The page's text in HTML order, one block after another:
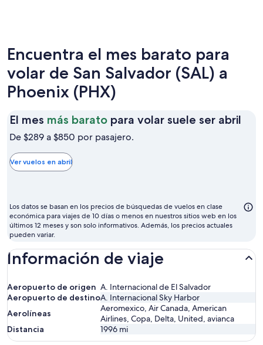
Encuentra el mes barato para
volar de San Salvador (SAL) a
Phoenix (PHX)
El mes más barato para volar suele ser abril
De $289 a $850 por pasajero.
Ver vuelos en abril
Los datos se basan en los precios de búsquedas de vuelos en clase
económica para viajes de 10 días o menos en nuestros sitios web en los
últimos 12 meses y son solo informativos. Además, los precios actuales
pueden variar.
Información de viaje
Aeropuerto de origen A. Internacional de El Salvador
Aeropuerto de destinoA. Internacional Sky Harbor
Aerolíneas
Aeromexico, Air Canada, American
Airlines, Copa, Delta, United, avianca
Distancia
1996 mi